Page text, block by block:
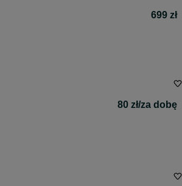
699 zł
80 zł/za dobę